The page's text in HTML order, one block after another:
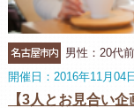
名古屋市内
男性：20代
開催日：2016年11月04
【3人とお見合い